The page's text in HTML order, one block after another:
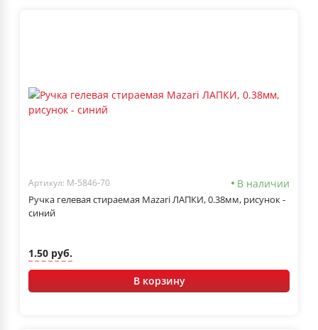
Артикул: M-5846-70 В наличии
Ручка гелевая стираемая Mazari ЛАПКИ, 0.38мм, рисунок -
синий
1.50 руб.
В корзину